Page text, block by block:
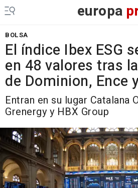
europa
BOLSA
El índice Ibex ESG
en 48 valores tras
de Dominion, Ence
Entran en su lugar Catalana
Grenergy y HBX Group